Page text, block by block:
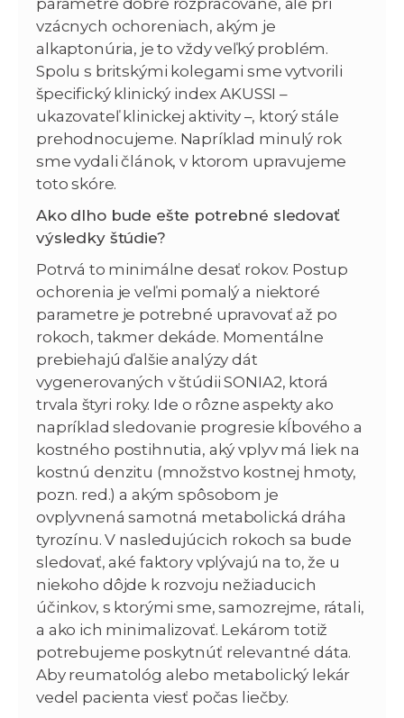
vzácnych ochoreniach, akým je
alkaptonúria, je to vždy veľký problém.
Spolu s britskými kolegami sme vytvorili
špecifický klinický index AKUSSI –
ukazovateľ klinickej aktivity –, ktorý stále
prehodnocujeme. Napríklad minulý rok
sme vydali článok, v ktorom upravujeme
toto skóre.
Ako dlho bude ešte potrebné sledovať
výsledky štúdie?
Potrvá to minimálne desať rokov. Postup
ochorenia je veľmi pomalý a niektoré
parametre je potrebné upravovať až po
rokoch, takmer dekáde. Momentálne
prebiehajú ďalšie analýzy dát
vygenerovaných v štúdii SONIA2, ktorá
trvala štyri roky. Ide o rôzne aspekty ako
napríklad sledovanie progresie kĺbového a
kostného postihnutia, aký vplyv má liek na
kostnú denzitu (množstvo kostnej hmoty,
pozn. red.) a akým spôsobom je
ovplyvnená samotná metabolická dráha
tyrozínu. V nasledujúcich rokoch sa bude
sledovať, aké faktory vplývajú na to, že u
niekoho dôjde k rozvoju nežiaducich
účinkov, s ktorými sme, samozrejme, rátali,
a ako ich minimalizovať. Lekárom totiž
potrebujeme poskytnúť relevantné dáta.
Aby reumatológ alebo metabolický lekár
vedel pacienta viesť počas liečby.